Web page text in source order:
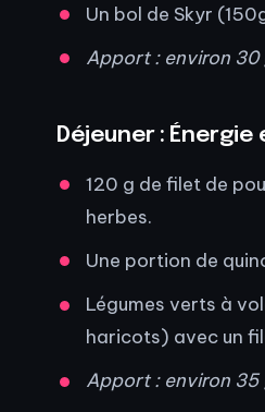
Un bol de Skyr
Apport : environ 30
Déjeuner :
120 g de filet de
herbes.
Une portion de
Légumes verts à
haricots) avec un
Apport : environ 35